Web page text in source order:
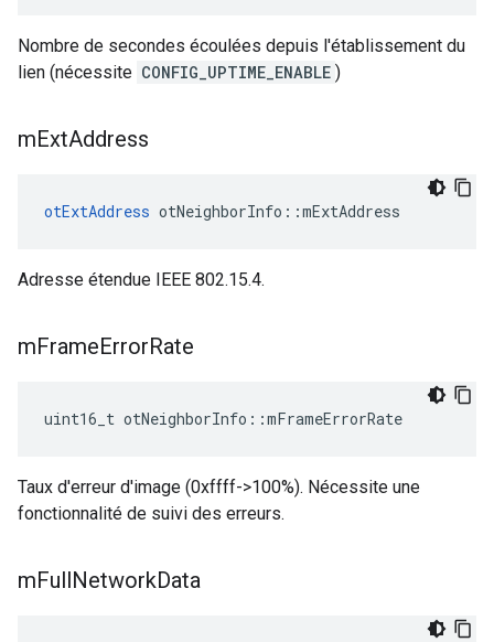
Nombre de secondes écoulées depuis l'établissement du
lien (nécessite CONFIG_UPTIME_ENABLE )
mExtAddress
otExtAddress otNeighborInfo ::mExtAddress
Adresse étendue IEEE 802.15.4.
mFrameErrorRate
uint16_t otNeighborInfo ::mFrameErrorRate
Taux d'erreur d'image (0xffff->100%). Nécessite une
fonctionnalité de suivi des erreurs.
mFullNetworkData